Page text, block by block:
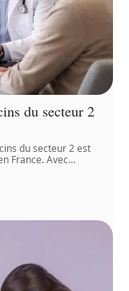
du secteur 2
du secteur 2 est
France. Avec…